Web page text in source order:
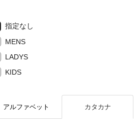
指定なし
MENS
LADYS
KIDS
アルファベット カタカナ